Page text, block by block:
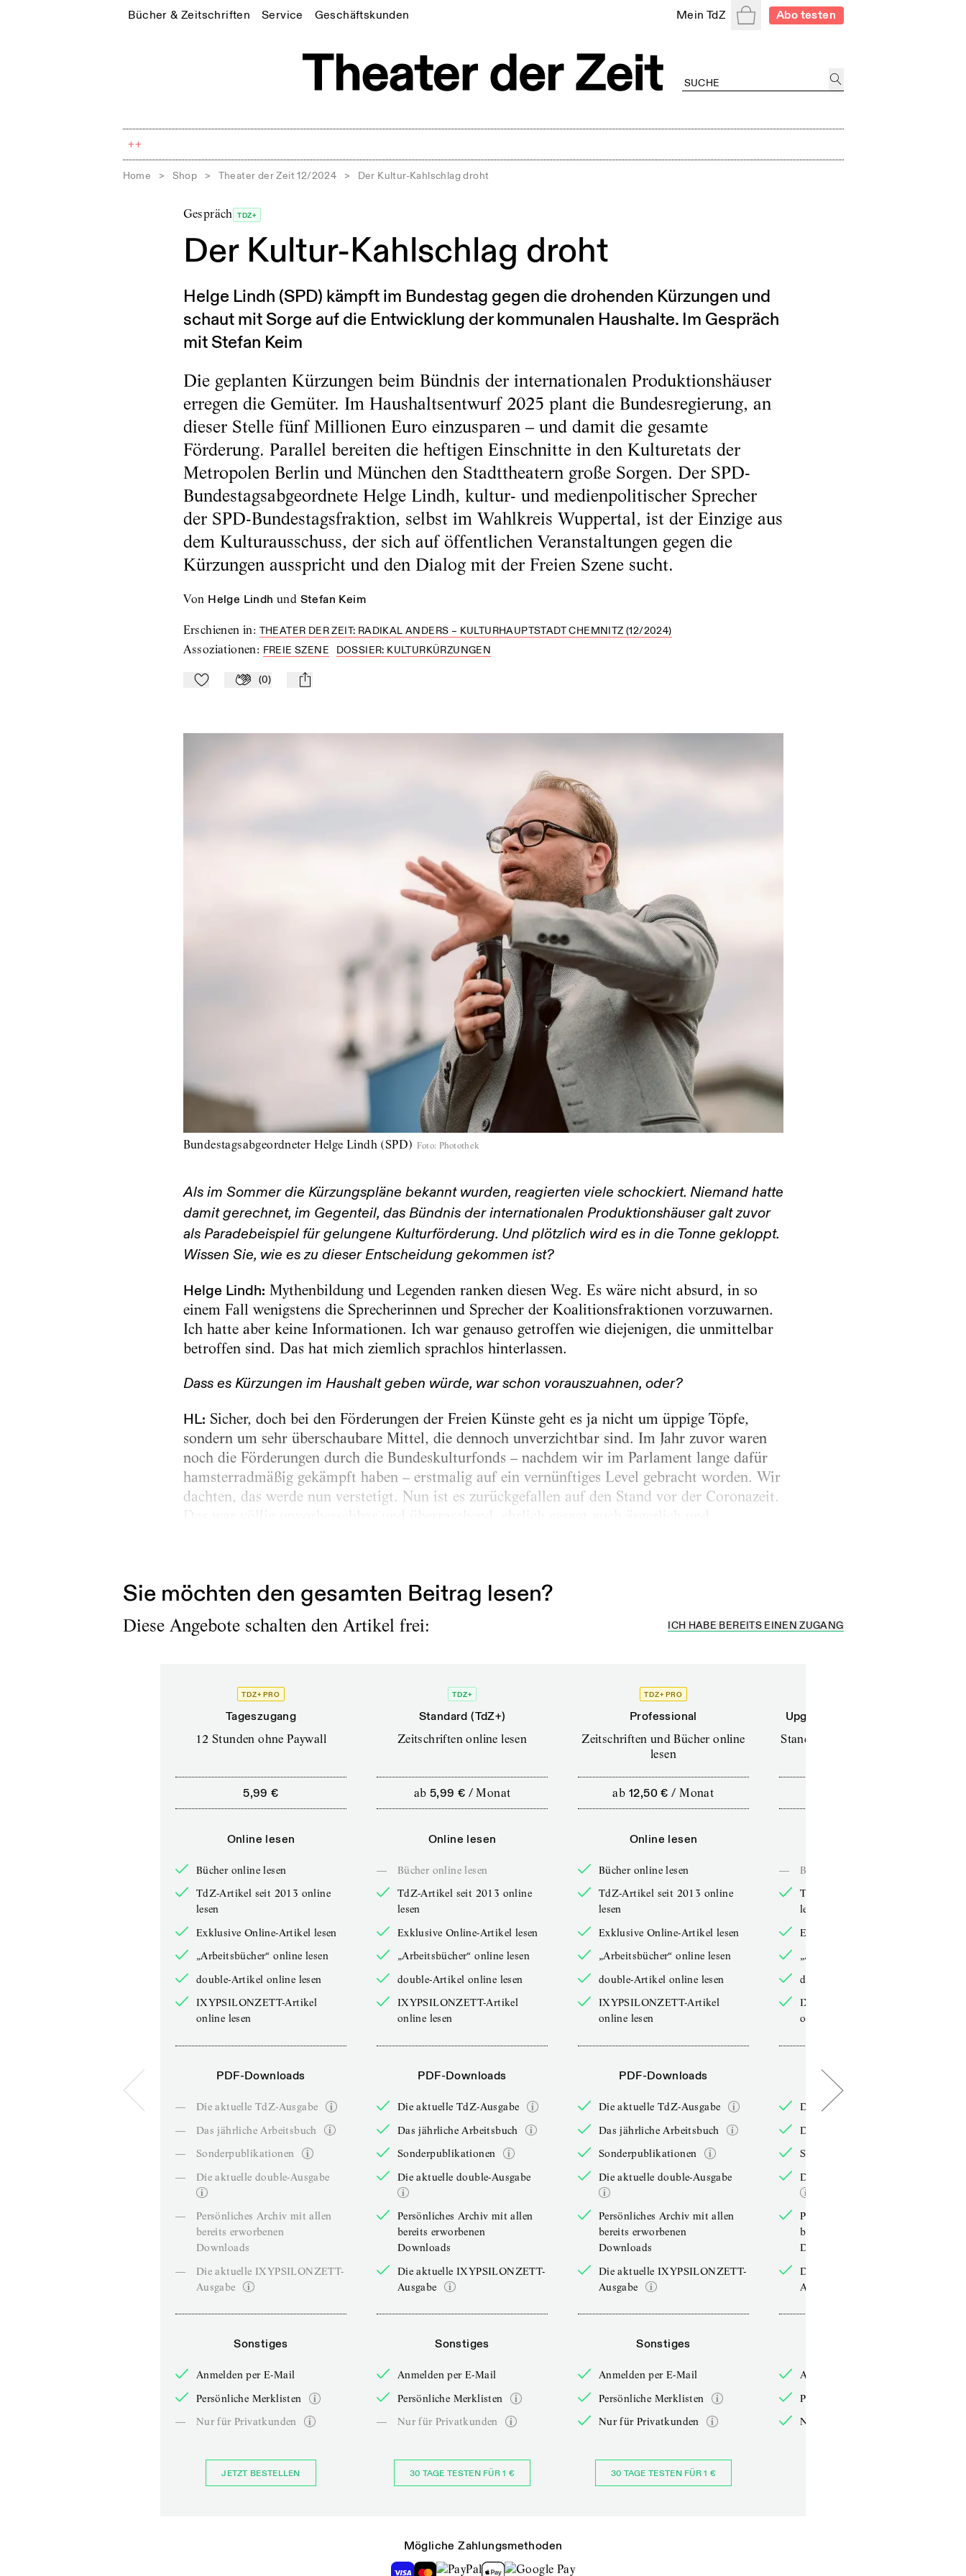
Bücher & Zeitschriften Service Geschäftskunden Mein TdZ WarenkorbAbo testen
++
Home > Shop > Theater der Zeit 12/2024 > Der Kultur-Kahlschlag droht
Gespräch TDZ+
Der Kultur-Kahlschlag droht
Helge Lindh (SPD) kämpft im Bundestag gegen die drohenden Kürzungen und
schaut mit Sorge auf die Entwicklung der kommunalen Haushalte. Im Gespräch
mit Stefan Keim
Die geplanten Kürzungen beim Bündnis der internationalen Produktionshäuser
erregen die Gemüter. Im Haushaltsentwurf 2025 plant die Bundesregierung, an
dieser Stelle fünf Millionen Euro einzusparen – und damit die gesamte
Förderung. Parallel bereiten die heftigen Einschnitte in den Kulturetats der
Metropolen Berlin und München den Stadttheatern große Sorgen. Der SPD-
Bundestagsabgeordnete Helge Lindh, kultur- und medienpolitischer Sprecher
der SPD-Bundestagsfraktion, selbst im Wahlkreis Wuppertal, ist der Einzige aus
dem Kulturausschuss, der sich auf öffentlichen Veranstaltungen gegen die
Kürzungen ausspricht und den Dialog mit der Freien Szene sucht.
von Helge Lindh und Stefan Keim
Erschienen in: THEATER DER ZEIT: RADIKAL ANDERS – KULTURHAUPTSTADT CHEMNITZ (12/2024)
Assoziationen: FREIE SZENE DOSSIER: KULTURKÜRZUNGEN
Zu Mein-TdZ hinzufügen
Applaudieren
(0) mail
Bundestagsabgeordneter Helge Lindh (SPD) Foto: Photothek
Als im Sommer die Kürzungspläne bekannt wurden, reagierten viele schockiert. Niemand hatte
damit gerechnet, im Gegenteil, das Bündnis der internationalen Produktionshäuser galt zuvor
als Paradebeispiel für gelungene Kulturförderung. Und plötzlich wird es in die Tonne gekloppt.
Wissen Sie, wie es zu dieser Entscheidung gekommen ist?
Helge Lindh: Mythenbildung und Legenden ranken diesen Weg. Es wäre nicht absurd, in so
einem Fall wenigstens die Sprecherinnen und Sprecher der Koalitionsfraktionen vorzuwarnen.
Ich hatte aber keine Informationen. Ich war genauso getroffen wie diejenigen, die unmittelbar
betroffen sind. Das hat mich ziemlich sprachlos hinterlassen.
Dass es Kürzungen im Haushalt geben würde, war schon vorauszuahnen, oder?
HL: Sicher, doch bei den Förderungen der Freien Künste geht es ja nicht um üppige Töpfe,
sondern um sehr überschaubare Mittel, die dennoch unverzichtbar sind. Im Jahr zuvor waren
noch die Förderungen durch die Bundeskulturfonds – nachdem wir im Parlament lange dafür
hamsterradmäßig gekämpft haben – erstmalig auf ein vernünftiges Level gebracht worden. Wir
dachten, das werde nun verstetigt. Nun ist es zurückgefallen auf den Stand vor der Coronazeit.
Sie möchten den gesamten Beitrag lesen?
Diese Angebote schalten den Artikel frei: ICH HABE BEREITS EINEN ZUGANG
TDZ+ PRO
Tageszugang
12 Stunden ohne Paywall
5,99 €
Online lesen
Bücher online lesen
TdZ-Artikel seit 2013 online
lesen
Exklusive Online-Artikel lesen
„Arbeitsbücher“ online lesen
double-Artikel online lesen
IXYPSILONZETT-Artikel
online lesen
PDF-Downloads
—
Die aktuelle TdZ-Ausgabe
—
Das jährliche Arbeitsbuch
—
Sonderpublikationen
—
Die aktuelle double-Ausgabe
—
Persönliches Archiv mit allen
bereits erworbenen
Downloads
—
Die aktuelle IXYPSILONZETT-
Ausgabe
Sonstiges
Anmelden per E-Mail
Persönliche Merklisten
—
Nur für Privatkunden
JETZT BESTELLEN
TDZ+
Standard (TdZ+)
Zeitschriften online lesen
ab 5,99 € /Monat
Online lesen
—
Bücher online lesen
TdZ-Artikel seit 2013 online
lesen
Exklusive Online-Artikel lesen
„Arbeitsbücher“ online lesen
double-Artikel online lesen
IXYPSILONZETT-Artikel
online lesen
PDF-Downloads
Die aktuelle TdZ-Ausgabe
Das jährliche Arbeitsbuch
Sonderpublikationen
Die aktuelle double-Ausgabe
Persönliches Archiv mit allen
bereits erworbenen
Downloads
Die aktuelle IXYPSILONZETT-
Ausgabe
Sonstiges
Anmelden per E-Mail
Persönliche Merklisten
—
Nur für Privatkunden
30 TAGE TESTEN FÜR 1 €
TDZ+ PRO
Professional
Zeitschriften und Bücher online
lesen
ab 12,50 € /Monat
Online lesen
Bücher online lesen
TdZ-Artikel seit 2013 online
lesen
Exklusive Online-Artikel lesen
„Arbeitsbücher“ online lesen
double-Artikel online lesen
IXYPSILONZETT-Artikel
online lesen
PDF-Downloads
Die aktuelle TdZ-Ausgabe
Das jährliche Arbeitsbuch
Sonderpublikationen
Die aktuelle double-Ausgabe
Persönliches Archiv mit allen
bereits erworbenen
Downloads
Die aktuelle IXYPSILONZETT-
Ausgabe
Sonstiges
Anmelden per E-Mail
Persönliche Merklisten
Nur für Privatkunden
30 TAGE TESTEN FÜR 1 €
Upgrade für Printabonnenten
Standard (TdZ+) – Zeitschriften
—
Bücher online lesen
TdZ-Artikel seit 2013 online
lesen
Exklusive Online-Artikel lesen
„Arbeitsbücher“ online lesen
double-Artikel online lesen
IXYPSILONZETT-Artikel
online lesen
PDF-Downloads
Die aktuelle TdZ-Ausgabe
Das jährliche Arbeitsbuch
Sonderpublikationen
Die aktuelle double-Ausgabe
Persönliches Archiv mit allen
bereits erworbenen
Downloads
Die aktuelle IXYPSILONZETT-
Ausgabe
Anmelden per E-Mail
Persönliche Merklisten
Nur für Privatkunden
Mögliche Zahlungsmethoden